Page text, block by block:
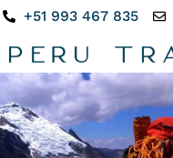
+51 993 467 835